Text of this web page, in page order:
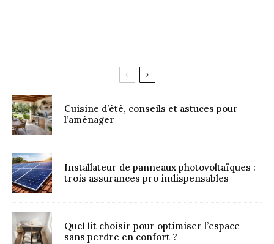
Cuisine d’été, conseils et astuces pour
l’aménager
Installateur de panneaux photovoltaïques :
trois assurances pro indispensables
Quel lit choisir pour optimiser l’espace
sans perdre en confort ?